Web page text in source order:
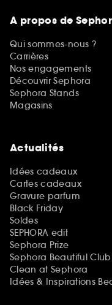
A propos de
Qui sommes-nous ?
Carrières
Nos engagements
Découvrir Sephora
Sephora Stands
Magasins
Actualités
Idées cadeaux
Cartes cadeaux
Gravure parfum
Black Friday
Soldes
SEPHORA edit
Sephora Prize
Sephora Beautiful Club
Clean at Sephora
Idées & Inspirations